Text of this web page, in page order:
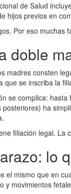
de Salud
hijos previos en
Por eso muchas
doble
madres consten
que se inscriba la
se complica:
ha
filiación legal. La
lo
el mismo que en
y movimientos